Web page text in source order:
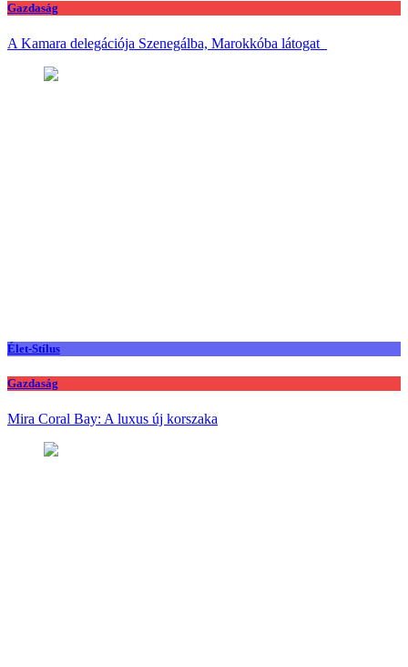
Gazdaság
A Kamara delegációja Szenegálba, Marokkóba látogat
Élet-Stílus
Gazdaság
Mira Coral Bay: A luxus új korszaka